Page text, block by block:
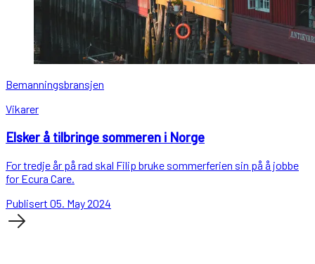
Bemanningsbransjen
Vikarer
Elsker å tilbringe sommeren i Norge
For tredje år på rad skal Filip bruke sommerferien sin på å jobbe
for Ecura Care.
Publisert 05. May 2024